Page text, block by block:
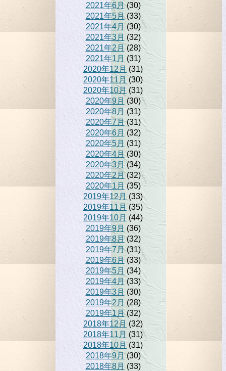
2021年6月(30)
2021年5月(33)
2021年4月 (30)
2021年3月 (32)
2021年2月 (28)
2021年1月 (31)
2020年12月 (31)
2020年11月 (30)
2020年10月 (31)
2020年9月 (30)
2020年8月(31)
2020年7月(31)
2020年6月 (32)
2020年5月 (31)
2020年4月(30)
2020年3月(34)
2020年2月(32)
2020年1月(35)
2019年12月 (33)
2019年11月 (35)
2019年10月 (44)
2019年9月 (36)
2019年8月(32)
2019年7月(31)
2019年6月 (33)
2019年5月 (34)
2019年4月 (33)
2019年3月 (30)
2019年2月 (28)
2019年1月(32)
2018年12月 (32)
2018年11月 (31)
2018年10月 (31)
2018年9月(30)
2018年8月 (33)